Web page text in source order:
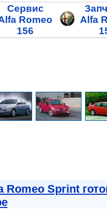
Сервис
Romeo
156
Alfa
Romeo Sprint